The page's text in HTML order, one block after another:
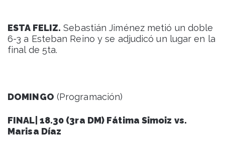
ESTA FELIZ. Sebastián Jiménez metió un doble
6-3 a Esteban Reino y se adjudicó un lugar en la
final de 5ta.
DOMINGO (Programación)
FINAL| 18.30 (3ra DM) Fátima Simoiz vs.
Marisa Díaz